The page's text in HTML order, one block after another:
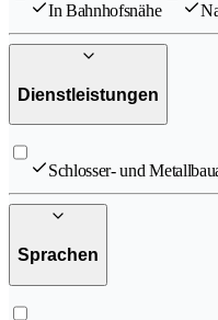
In Bahnhofsnähe
Dienstleistungen
Schlosser- und
Sprachen